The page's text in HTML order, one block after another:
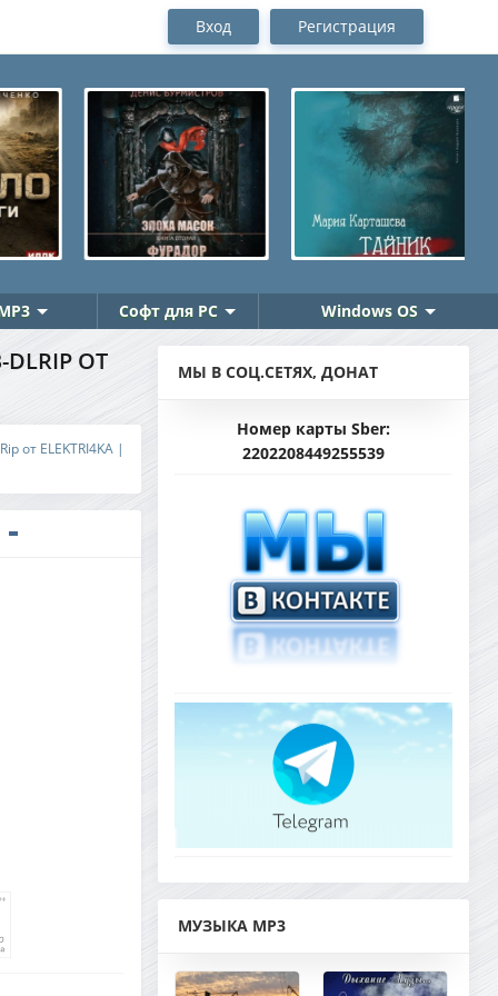
Вход Регистрация
Софт для PC Windows OS
ОТ
от ELEKTRI4KA |
МЫ В СОЦ.СЕТЯХ, ДОНАТ
Номер карты Sber:
2202208449255539
МУЗЫКА MP3